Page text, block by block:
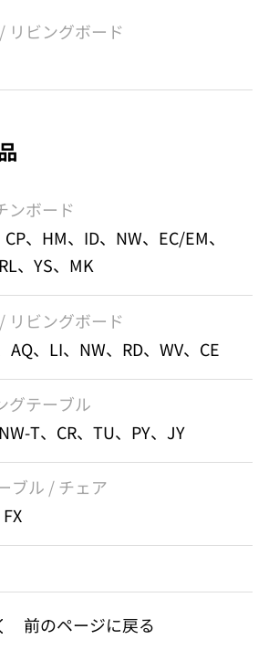
リビングボード
ンボード
、HM、ID、NW、EC/EM、
、YS、MK
リビングボード
AQ、LI、NW、RD、WV、CE
グテーブル
T、CR、TU、PY、JY
ブル / チェア
前のページに戻る